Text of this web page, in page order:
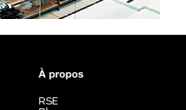
À propos
RSE